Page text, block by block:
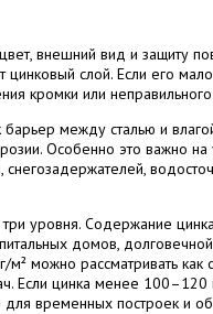
внешний вид и защиту
слой. Если его
кромки или
барьер между сталью и
Особенно это важно на
уровня. Содержание
домов,
м² можно рассматривать
Если цинка менее
для временных построек и